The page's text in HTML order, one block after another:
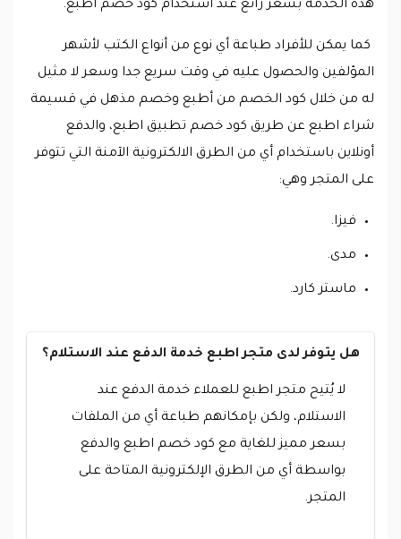
هذه الخدمة بسعر رائع عند استخدام كود خصم اطبع.
كما يمكن للأفراد طباعة أي نوع من أنواع الكتب لأشهر
المؤلفين والحصول عليه في وقت سريع جدا وسعر لا مثيل
له من خلال كود الخصم من أطبع وخصم مذهل في قسيمة
شراء اطبع عن طريق كود خصم تطبيق اطبع، والدفع
أونلاين باستخدام أي من الطرق الالكترونية الآمنة التي تتوفر
على المتجر وهي:
فيزا.
مدى.
ماستر كارد.
هل يتوفر لدى متجر اطبع خدمة الدفع عند الاستلام؟
لا يُتيح متجر اطبع للعملاء خدمة الدفع عند
الاستلام، ولكن بإمكانهم طباعة أي من الملفات
بسعر مميز للغاية مع كود خصم اطبع والدفع
بواسطة أي من الطرق الإلكترونية المتاحة على
المتجر.